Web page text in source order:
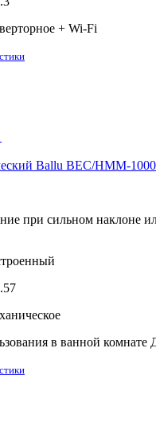
+ Wi-Fi
Ballu BEC/HMM-1000
при сильном наклоне
в ванной комнате